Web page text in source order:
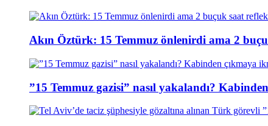
Akın Öztürk: 15 Temmuz önlenirdi ama 2
”15 Temmuz gazisi” nasıl yakalandı?